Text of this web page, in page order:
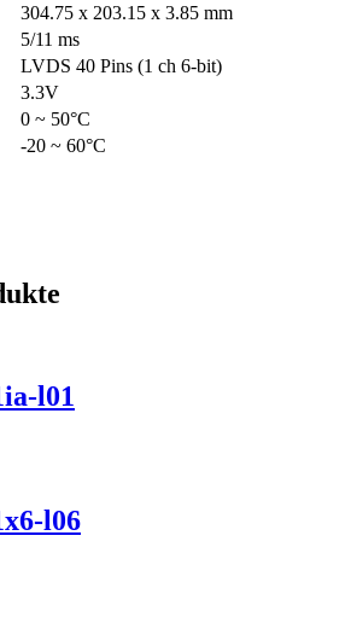
304.75 x 203.15 x 3.85 mm
5/11 ms
LVDS 40 Pins (1 ch 6-bit)
3.3V
0 ~ 50°C
-20 ~ 60°C
l01
l06